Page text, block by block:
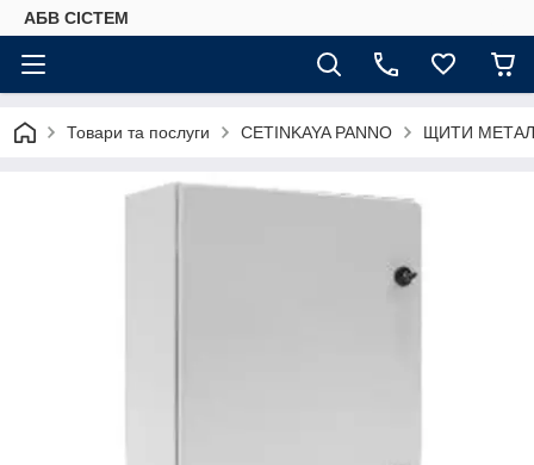
АБВ СІСТЕМ
Товари та послуги CETINKAYA PANNO ЩИТИ